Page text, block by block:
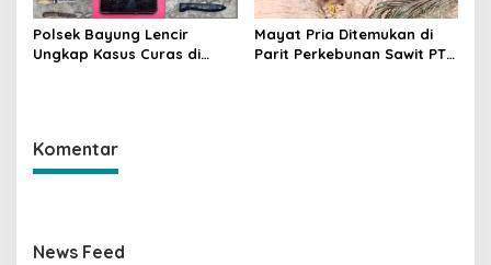
Polsek Bayung Lencir
Ungkap Kasus Curas di
Mayat Pria Ditemukan di
Parit Perkebunan Sawit PT
Komentar
News Feed